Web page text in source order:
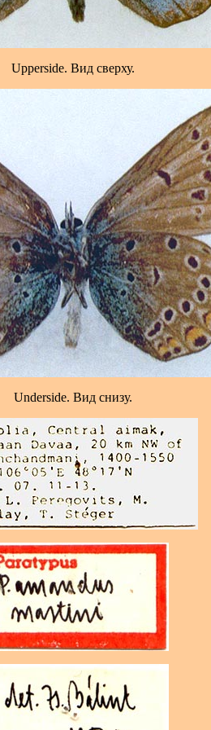
Upperside. Вид сверху.
Underside. Вид снизу.